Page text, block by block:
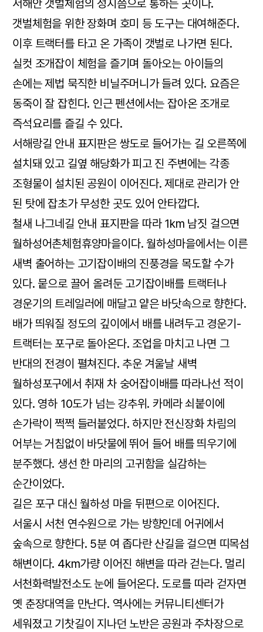
서해안 갯벌체험의 성지쯤으로 통하는 곳이다.
갯벌체험을 위한 장화며 호미 등 도구는 대여해준다.
이후 트랙터를 타고 온 가족이 갯벌로 나가면 된다.
실컷 조개잡이 체험을 즐기며 돌아오는 아이들의
손에는 제법 묵직한 비닐주머니가 들려 있다. 요즘은
동죽이 잘 잡힌다. 인근 펜션에서는 잡아온 조개로
즉석요리를 즐길 수 있다.
서해랑길 안내 표지판은 쌍도로 들어가는 길 오른쪽에
설치돼 있고 길옆 해당화가 피고 진 주변에는 각종
조형물이 설치된 공원이 이어진다. 제대로 관리가 안
된 탓에 잡초가 무성한 곳도 있어 안타깝다.
철새 나그네길 안내 표지판을 따라 1km 남짓 걸으면
월하성어촌체험휴양마을이다. 월하성마을에서는 이른
새벽 출어하는 고기잡이배의 진풍경을 목도할 수가
있다. 뭍으로 끌어 올려둔 고기잡이배를 트랙터나
경운기의 트레일러에 매달고 얕은 바닷속으로 향한다.
배가 띄워질 정도의 깊이에서 배를 내려두고 경운기-
트랙터는 포구로 돌아온다. 조업을 마치고 나면 그
반대의 전경이 펼쳐진다. 추운 겨울날 새벽
월하성포구에서 취재 차 숭어잡이배를 따라나선 적이
있다. 영하 10도가 넘는 강추위. 카메라 쇠붙이에
손가락이 쩍쩍 들러붙었다. 하지만 전신장화 차림의
어부는 거침없이 바닷물에 뛰어 들어 배를 띄우기에
분주했다. 생선 한 마리의 고귀함을 실감하는
순간이었다.
길은 포구 대신 월하성 마을 뒤편으로 이어진다.
서울시 서천 연수원으로 가는 방향인데 어귀에서
숲속으로 향한다. 5분 여 좁다란 산길을 걸으면 띠목섬
해변이다. 4km가량 이어진 해변을 따라 걷는다. 멀리
서천화력발전소도 눈에 들어온다. 도로를 따라 걷자면
옛 춘장대역을 만난다. 역사에는 커뮤니티센터가
세워졌고 기찻길이 지나던 노반은 공원과 주차장으로